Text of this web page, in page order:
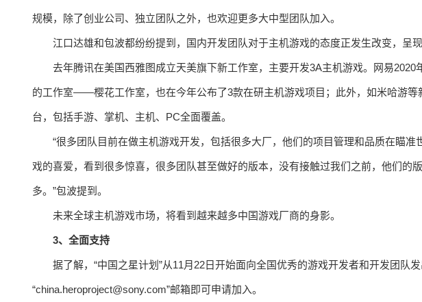
规模，除了创业公司、独立团队之外，也欢迎更多大中型团队加入。
江口达雄和包波都纷纷提到，国内开发团队对于主机游戏的态度正发生改变，呈
去年腾讯在美国西雅图成立天美旗下新工作室，主要开发3A主机游戏。网易2020
的工作室——樱花工作室，也在今年公布了3款在研主机游戏项目；此外，如米哈游等
台，包括手游、掌机、主机、PC全面覆盖。
“很多团队目前在做主机游戏开发，包括很多大厂，他们的项目管理和品质在瞄
戏的喜爱，看到很多惊喜，很多团队甚至做好的版本，没有接触过我们之前，他们的
多。”包波提到。
未来全球主机游戏市场，将看到越来越多中国游戏厂商的身影。
3、全面支持
据了解，“中国之星计划”从11月22日开始面向全国优秀的游戏开发者和开发团队
“china.heroproject@sony.com”邮箱即可申请加入。